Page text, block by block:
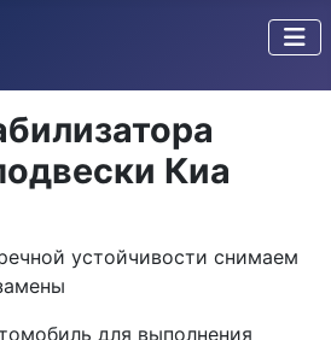
Киа
устойчивости снимаем
для выполнения